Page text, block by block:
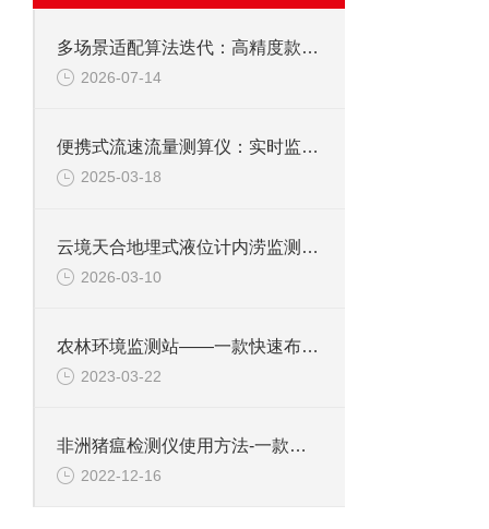
多场景适配算法迭代：高精度款明渠雷达流量计在不同流态下的优化逻辑
2026-07-14
便携式流速流量测算仪：实时监测功能，帮助用户随时随地掌握流体动态变化
2025-03-18
云境天合地埋式液位计内涝监测：提供实时水位信息，守护城市免受内涝之扰
2026-03-10
农林环境监测站——一款快速布置的农林气象环境监测系统#2023已更新
2023-03-22
非洲猪瘟检测仪使用方法-一款猪瘟环境检测仪#2022已更新
2022-12-16